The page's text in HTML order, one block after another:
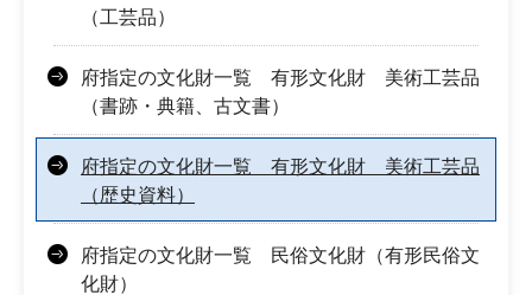
（工芸品）
府指定の文化財一覧 有形文化財 美術工芸品
（書跡・典籍、古文書）
府指定の文化財一覧 有形文化財 美術工芸品
（歴史資料）
府指定の文化財一覧 民俗文化財（有形民俗文
化財）